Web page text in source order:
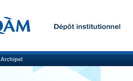
Archipel